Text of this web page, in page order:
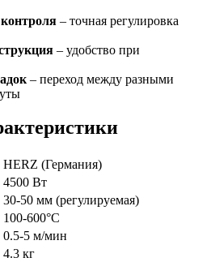
– точная регулировка
– удобство при
– переход между разными
HERZ (Германия)
4500 Вт
30-50 мм (регулируемая)
100-600°C
0.5-5 м/мин
4.3 кг